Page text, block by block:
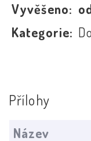
Vyvěšeno:
Kategorie:
Přílohy
Název